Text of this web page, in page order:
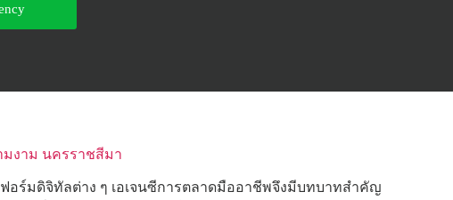
มงาม นครราชสีมา
ร์มดิจิทัลต่าง ๆ เอเจนซีการตลาดมืออาชีพจึงมีบทบาทสำคัญ